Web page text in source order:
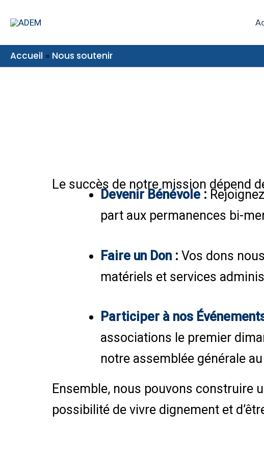
Accueil Nous soutenir
Le succès de notre mission dépend
Devenir Bénévole :
part aux permanences bi-
Faire un Don : Vos dons
matériels et services
Participer à nos
associations le premier
notre assemblée générale
Ensemble, nous pouvons construire
possibilité de vivre dignement et